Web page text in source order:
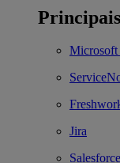
Microsoft
Jira
Salesforce